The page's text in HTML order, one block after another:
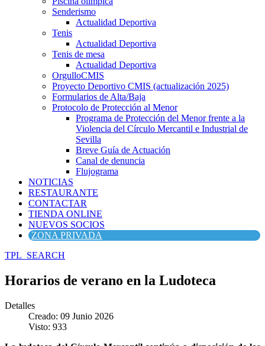
Senderismo
Actualidad Deportiva
Tenis
Actualidad Deportiva
Tenis de mesa
Actualidad Deportiva
OrgulloCMIS
Proyecto Deportivo CMIS (actualización 2025)
Formularios de Alta/Baja
Protocolo de Protección al Menor
Programa de Protección del Menor frente a la
Violencia del Círculo Mercantil e Industrial de
Sevilla
Breve Guía de Actuación
Canal de denuncia
Flujograma
NOTICIAS
RESTAURANTE
CONTACTAR
TIENDA ONLINE
NUEVOS SOCIOS
ZONA PRIVADA
TPL_SEARCH
Horarios de verano en la Ludoteca
Detalles
Creado: 09 Junio 2026
Visto: 933